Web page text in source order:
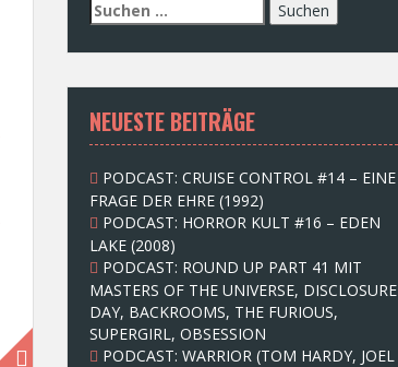
S
u
c
e
n
n
c
h
:
NEUESTE BEITRÄGE
PODCAST: CRUISE CONTROL #14 – EINE
FRAGE DER EHRE (1992)
PODCAST: HORROR KULT #16 – EDEN
LAKE (2008)
PODCAST: ROUND UP PART 41 MIT
MASTERS OF THE UNIVERSE, DISCLOSURE
DAY, BACKROOMS, THE FURIOUS,
SUPERGIRL, OBSESSION
PODCAST: WARRIOR (TOM HARDY, JOEL